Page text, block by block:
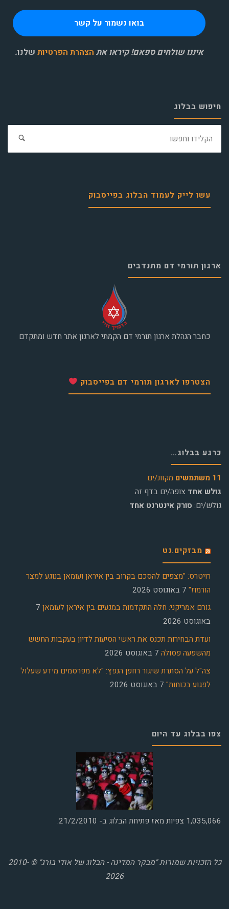
איננו שולחים ספאם! קיראו את הצהרת הפרטיות שלנו.
חיפוש בבלוג
עשו לייק לעמוד הבלוג בפייסבוק
ארגון תורמי דם מתנדבים
כחבר הנהלת ארגון תורמי דם הקמתי לארגון אתר חדש ומתקדם
הצטרפו לארגון תורמי דם בפייסבוק
כרגע בבלוג…
11 משתמשים
מקוונ/ים
גולש אחד צופה/ים בדף זה.
גולש/ים: סורק אינטרנט אחד
מבזקים.נט
רויטרס: "מצפים להסכם בקרוב בין איראן ועומאן בנוגע למצר
הורמוז" 7 באוגוסט 2026
גורם אמריקני: חלה התקדמות במגעים בין איראן לעומאן 7
באוגוסט 2026
ועדת הבחירות תכנס את ראשי הסיעות לדיון בעקבות החשש
מהשפעה פסולה 7 באוגוסט 2026
צה"ל על הסתרת שיגור רחפן הנפץ: "לא מפרסמים מידע שעלול
לפגוע בכוחות" 7 באוגוסט 2026
צפו בבלוג עד היום
1,035,066 צפיות מאז פתיחת הבלוג ב- 21/2/2010.
כל הזכויות שמורות "מבקר המדינה - הבלוג של אודי בורג" © 2010-
2026